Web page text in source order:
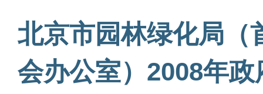
北京市园林绿化局（
会办公室）2008年